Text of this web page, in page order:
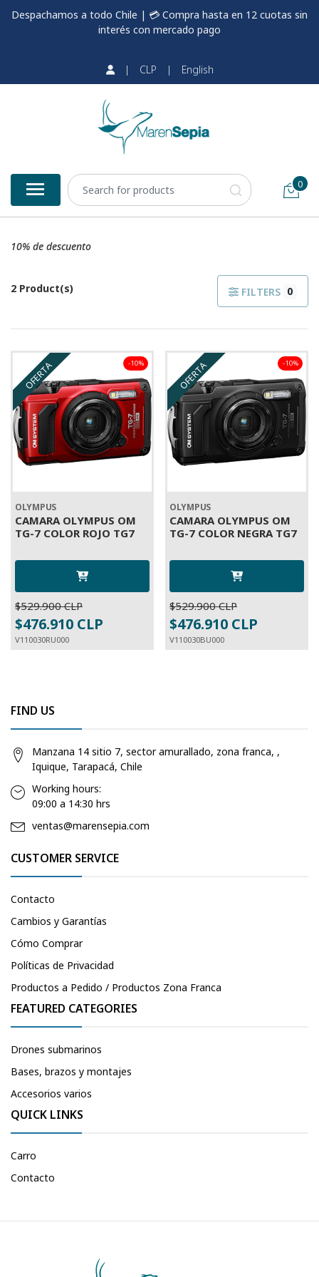
Despachamos a todo Chile | 💳 Compra hasta en 12 cuotas sin
interés con mercado pago
| CLP | English
0
10% de descuento
2 Product(s) FILTERS 0
OFERTA -10%
OLYMPUS
CAMARA OLYMPUS OM
TG-7 COLOR ROJO TG7
$529.900 CLP
$476.910 CLP
V110030RU000
OFERTA -10%
OLYMPUS
CAMARA OLYMPUS OM
TG-7 COLOR NEGRA TG7
$529.900 CLP
$476.910 CLP
V110030BU000
FIND US
Manzana 14 sitio 7, sector amurallado, zona franca, ,
Iquique, Tarapacá, Chile
Working hours:
09:00 a 14:30 hrs
ventas@marensepia.com
CUSTOMER SERVICE
Contacto
Cambios y Garantías
Cómo Comprar
Políticas de Privacidad
Productos a Pedido / Productos Zona Franca
FEATURED CATEGORIES
Drones submarinos
Bases, brazos y montajes
Accesorios varios
QUICK LINKS
Carro
Contacto